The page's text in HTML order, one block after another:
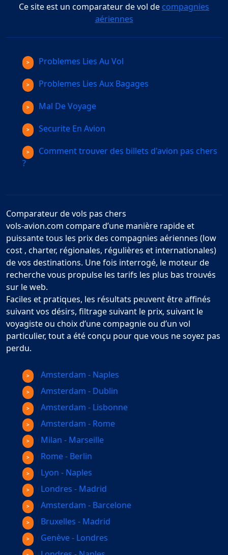
Ce site est un comparateur de vol de compagnies
aériennes
Problemes Lies Au Vol
Problemes Lies Aux Bagages
Mal De Voyage
Securite En Avion
Comment trouver des billets d'avion pas chers
?
Comparateur de vols pas chers
vols-avion.com compare d’une manière rapide et
puissante tous les prix des compagnies aériennes (low
cost , charter, régionales, régulières et internationales)
de vos destinations. Une fois interrogé, le moteur de
recherche vous propulse les tarifs les plus bas trouvés
sur le web.
Faciles et pratiques, les résultats peuvent être affinés
suivant vos désirs, filtrage suivant le prix, suivant le
voyagiste ou choix d’une compagnie ou d’un vol
particulier, tout a été conçu pour que vous ne soyez pas
perdu.
Amsterdam - Naples
Amsterdam - Dublin
Amsterdam - Lisbonne
Amsterdam - Rome
Milan - Marseille
Rome - Berlin
Lyon - Naples
Londres - Madrid
Amsterdam - Barcelone
Bruxelles - Madrid
Genève - Londres